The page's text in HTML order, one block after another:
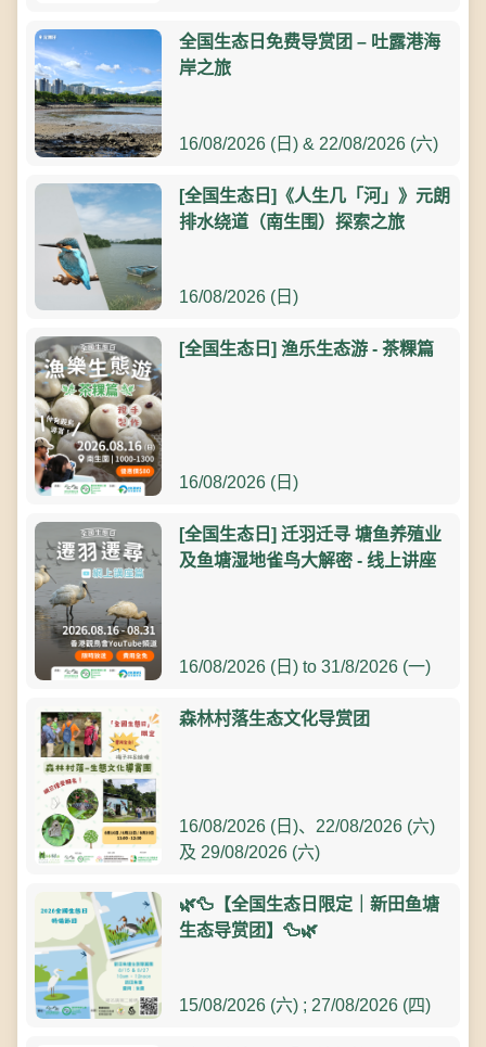
全国生态日免费导赏团 – 吐露港海
岸之旅
16/08/2026 (日) & 22/08/2026 (六)
[全国生态日]《人生几「河」》元朗
排水绕道（南生围）探索之旅
16/08/2026 (日)
[全国生态日] 渔乐生态游 - 茶粿篇
16/08/2026 (日)
[全国生态日] 迁羽迁寻 塘鱼养殖业
及鱼塘湿地雀鸟大解密 - 线上讲座
16/08/2026 (日) to 31/8/2026 (一)
森林村落生态文化导赏团
16/08/2026 (日)、22/08/2026 (六)
及 29/08/2026 (六)
🌿🦆【全国生态日限定｜新田鱼塘
生态导赏团】🦆🌿
15/08/2026 (六) ; 27/08/2026 (四)